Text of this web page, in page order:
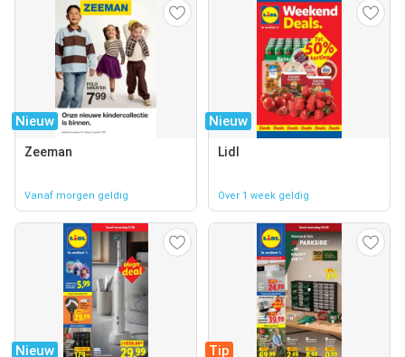
Nieuw
Zeeman
Vanaf morgen geldig
Nieuw
Lidl
Over 1 week geldig
Nieuw Tip